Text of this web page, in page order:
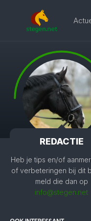
REDACTIE
Heb je tips en/of
of verbeteringen bij dit
meld die dan op
info@stegen.net